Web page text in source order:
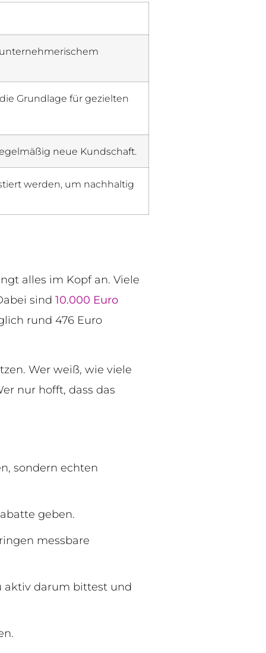
Grundlage für gezielten
neue Kundschaft.
werden, um nachhaltig
alles im Kopf an. Viele
sind 10.000 Euro
rund 476 Euro
Wer weiß, wie viele
nur hofft, dass das
sondern echten
geben.
messbare
aktiv darum bittest und